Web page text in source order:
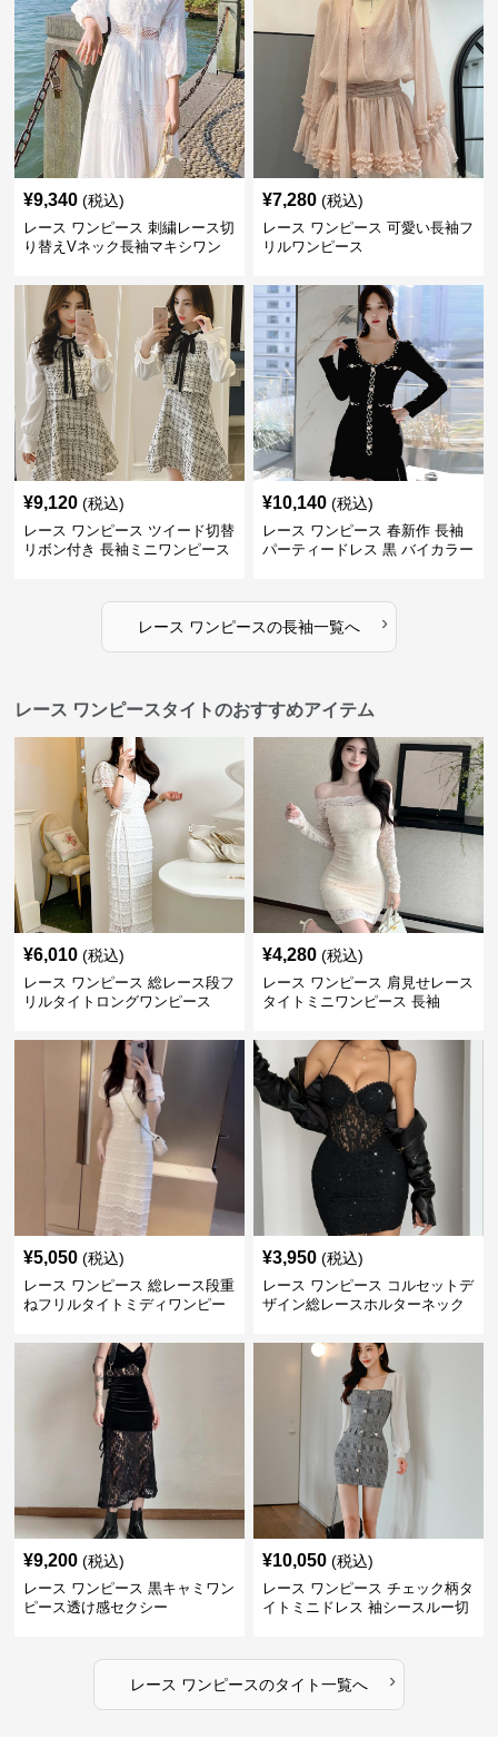
¥9,340 (税込)
レース ワンピース 刺繍レース切
り替えVネック長袖マキシワン
¥7,280 (税込)
レース ワンピース 可愛い長袖フ
リルワンピース
¥9,120 (税込)
レース ワンピース ツイード切替
リボン付き 長袖ミニワンピース
¥10,140 (税込)
レース ワンピース 春新作 長袖
パーティードレス 黒 バイカラー
レース ワンピースの長袖一覧へ ›
レース ワンピースタイトのおすすめアイテム
¥6,010 (税込)
レース ワンピース 総レース段フ
リルタイトロングワンピース
¥4,280 (税込)
レース ワンピース 肩見せレース
タイトミニワンピース 長袖
¥5,050 (税込)
レース ワンピース 総レース段重
ねフリルタイトミディワンピー
¥3,950 (税込)
レース ワンピース コルセットデ
ザイン総レースホルターネック
¥9,200 (税込)
レース ワンピース 黒キャミワン
ピース透け感セクシー
¥10,050 (税込)
レース ワンピース チェック柄タ
イトミニドレス 袖シースルー切
レース ワンピースのタイト一覧へ ›